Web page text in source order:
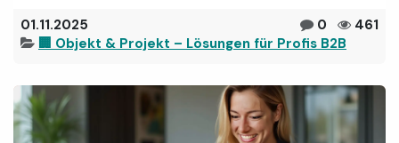
01.11.2025 0
461
🏢 Objekt & Projekt – Lösungen für Profis B2B